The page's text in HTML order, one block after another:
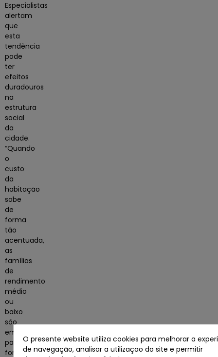
O presente website utiliza cookies para melhorar a
de navegação, analisar a utilizaçao do site e permitir
Especialistas
alertam
que
esta
tendência
pode
ter
efeitos
duradouros
na
estrutura
social
da
cidade.
“Quando
o
custo
da
habitação
sobe
de
forma
tão
acentuada,
as
famílias
de
rendimento
médio
ou
baixo
são
empurradas
para
fora